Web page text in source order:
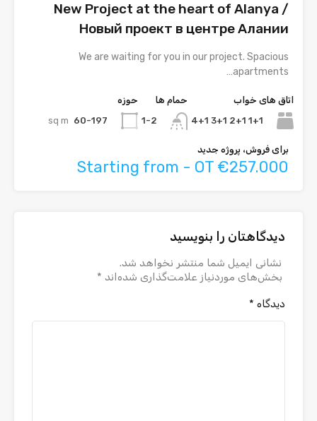
New Project at the heart of Alanya /
Новый проект в центре Алании
We are waiting for you in our project. Spacious
apartments…
اتاق های خواب
1+1 2+1 3+1 4+1
حمام ها
1-2
حوزه
60-197
sq m
برای فروش، پروژه جدید
Starting from - OT €257.000
دیدگاهتان را بنویسید
نشانی ایمیل شما منتشر نخواهد شد.
بخش‌های موردنیاز علامت‌گذاری شده‌اند *
دیدگاه *